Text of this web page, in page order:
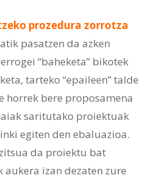
prozedura zorrotza
pasatzen da azken
“baheketa” bikotek
tarteko “epaileen” talde
horrek bere proposamena
saritutako proiektuak
egiten den ebaluazioa.
da proiektu bat
aukera izan dezaten zure